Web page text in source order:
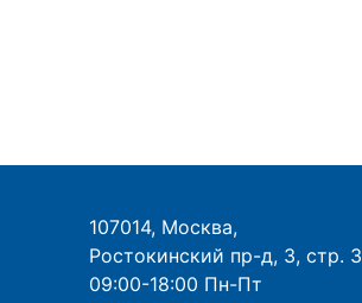
107014, Москва,
Ростокинский пр-д, 3, стр. 3
09:00-18:00 Пн-Пт